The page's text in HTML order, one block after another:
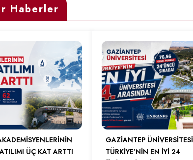
Haberler
ÜÇ KAT ARTTI
GAZİANTEP ÜNİVERSİTESİ
TÜRKİYE’NİN EN İYİ 24